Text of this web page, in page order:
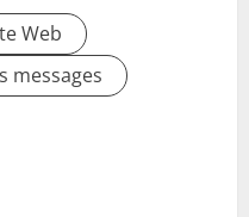
Web
messages